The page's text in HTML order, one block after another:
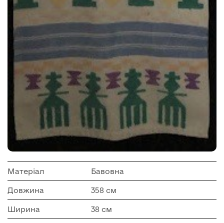
Матеріал Бавовна
Довжина 358 см
Ширина 38 см